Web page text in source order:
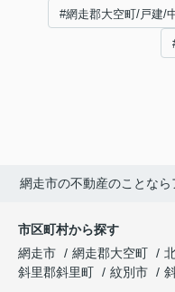
#網走郡大空町/戸建/
網走市の不動産のことな
市区町村から探す
網走市
網走郡大空町
斜里郡斜里町
紋別市